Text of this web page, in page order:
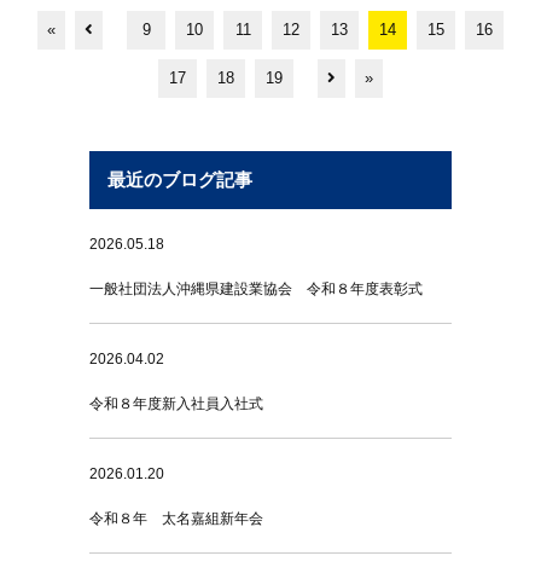
« 9 10 11 12 13 14 15 16
17 18 19 »
最近のブログ記事
2026.05.18
一般社団法人沖縄県建設業協会 令和８年度表彰式
2026.04.02
令和８年度新入社員入社式
2026.01.20
令和８年 太名嘉組新年会